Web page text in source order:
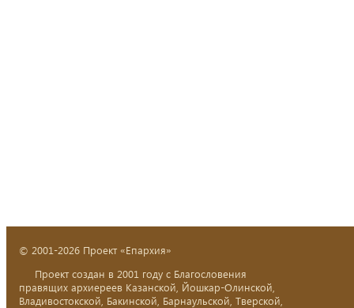
© 2001-2026 Проект «Епархия»
Проект создан в 2001 году с Благословения
правящих архиереев Казанской, Йошкар-Олинской,
Владивостокской, Бакинской, Барнаульской, Тверской,